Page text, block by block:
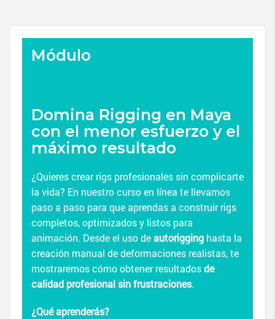
Módulo
Domina Rigging en Maya
con el menor esfuerzo y el
máximo resultado
¿Quieres crear rigs profesionales sin complicarte
la vida? En nuestro curso en línea te llevamos
paso a paso para que aprendas a construir rigs
completos, optimizados y listos para
animación. Desde el uso deautorigging hasta la
creación manual de deformaciones realistas, te
mostraremos cómo obtener resultadosde
calidad profesional sin frustraciones.
¿Qué aprenderás?